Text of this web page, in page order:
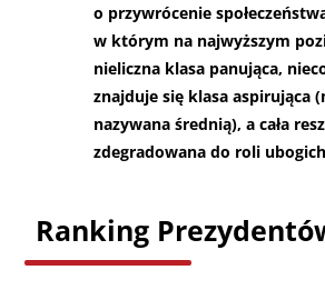
o przywrócenie
w którym na najwyższym
nieliczna klasa panująca,
znajduje się klasa aspirująca
nazywana średnią), a cała
zdegradowana do roli
Ranking